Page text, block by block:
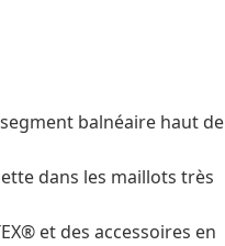
balnéaire haut de
dans les maillots très
et des accessoires en